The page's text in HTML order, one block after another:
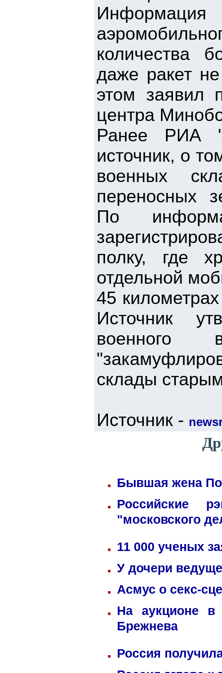
количества
даже ракет не
этом заявил
центра
Ранее РИА
источник, о
военных
переносных
По
полку, где
отдельной
45
Источник
военного
склады
Источник -
Бывшая жена
Российские
"московского
11 000 ученых
У дочери
Асмус о секс-
На аукционе в
Брежнева
Россия